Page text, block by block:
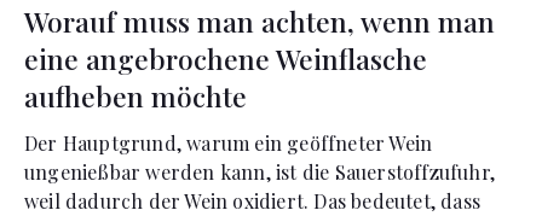
Worauf muss man achten, wenn man
eine angebrochene Weinflasche
aufheben möchte
Der Hauptgrund, warum ein geöffneter Wein
ungenießbar werden kann, ist die Sauerstoffzufuhr,
weil dadurch der Wein oxidiert. Das bedeutet, dass